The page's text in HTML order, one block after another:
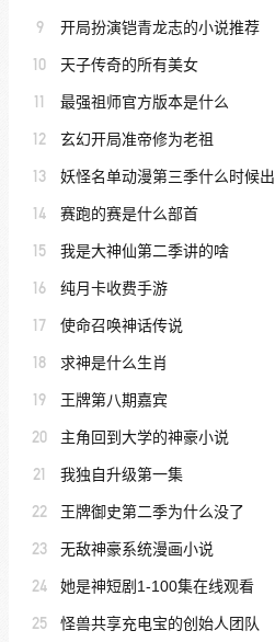
9 开局扮演铠青龙志的小说推荐
10 天子传奇的所有美女
11 最强祖师官方版本是什么
12 玄幻开局准帝修为老祖
13 妖怪名单动漫第三季什么时候出
14 赛跑的赛是什么部首
15 我是大神仙第二季讲的啥
16 纯月卡收费手游
17 使命召唤神话传说
18 求神是什么生肖
19 王牌第八期嘉宾
20 主角回到大学的神豪小说
21 我独自升级第一集
22 王牌御史第二季为什么没了
23 无敌神豪系统漫画小说
24 她是神短剧1-100集在线观看
25 怪兽共享充电宝的创始人团队